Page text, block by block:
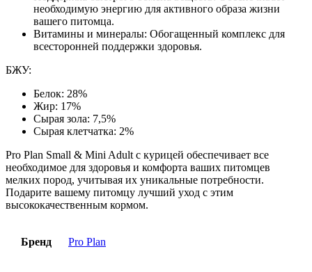
необходимую энергию для активного образа жизни
вашего питомца.
Витамины и минералы: Обогащенный комплекс для
всесторонней поддержки здоровья.
БЖУ:
Белок: 28%
Жир: 17%
Сырая зола: 7,5%
Сырая клетчатка: 2%
Pro Plan Small & Mini Adult с курицей обеспечивает все
необходимое для здоровья и комфорта ваших питомцев
мелких пород, учитывая их уникальные потребности.
Подарите вашему питомцу лучший уход с этим
высококачественным кормом.
Бренд Pro Plan